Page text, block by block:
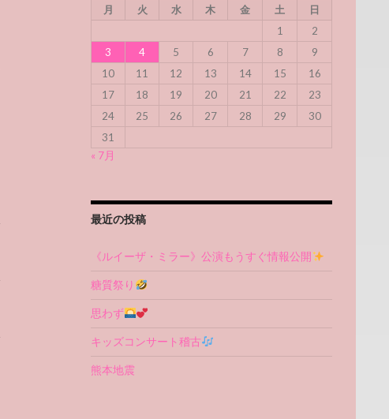
月 火 水 木 金 土
日
1
2
3
4 5 6 7 8
9
10
11 12 13 14 15
16
17
18 19 20 21 22
23
24
25 26 27 28 29
30
31
« 7月
最近の投稿
《ルイーザ・ミラー》公演もうすぐ情報公開
糖質祭り
思わず
キッズコンサート稽古
熊本地震